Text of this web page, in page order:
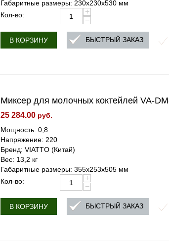
Габаритные размеры: 230x230x530 мм
Кол-во:
+
−
В КОРЗИНУ БЫСТРЫЙ ЗАКАЗ
Миксер для молочных коктейлей VA-
25 284.00 руб.
Мощность: 0,8
Напряжение: 220
Бренд: VIATTO (Китай)
Вес: 13,2 кг
Габаритные размеры: 355x253x505 мм
Кол-во:
+
−
В КОРЗИНУ БЫСТРЫЙ ЗАКАЗ